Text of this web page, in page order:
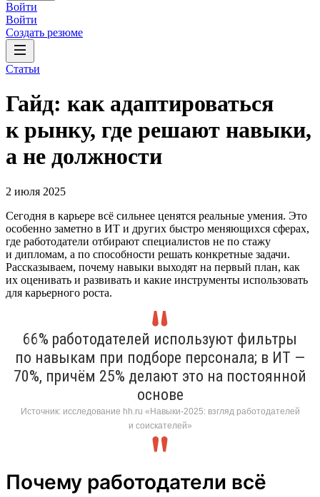
Войти
Войти
Создать резюме
Статьи
Гайд: как адаптироваться
к рынку, где решают навыки,
а не должности
2 июля 2025
Сегодня в карьере всё сильнее ценятся реальные умения. Это
особенно заметно в ИТ и других быстро меняющихся сферах,
где работодатели отбирают специалистов не по стажу
и дипломам, а по способности решать конкретные задачи.
Рассказываем, почему навыки выходят на первый план, как
их оценивать и развивать и какие инструменты использовать
для карьерного роста.
66% работодателей используют фильтры
по навыкам при подборе персонала; в ИТ —
70%, причём 25% делают это на постоянной
основе
Источник: исследование hh.ru «Навыки-2025: взгляд работодателей
и соискателей»
Почему работодатели всё